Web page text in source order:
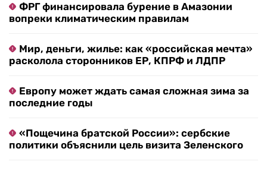
ФРГ финансировала бурение в Амазонии
вопреки климатическим правилам
Мир, деньги, жилье: как «российская мечта»
расколола сторонников ЕР, КПРФ и ЛДПР
Европу может ждать самая сложная зима за
последние годы
«Пощечина братской России»: сербские
политики объяснили цель визита Зеленского